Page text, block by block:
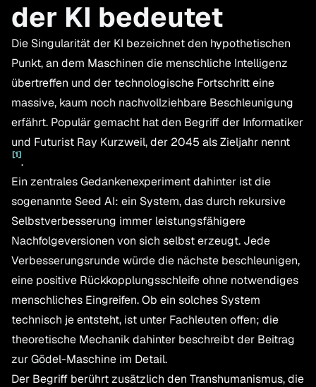
der KI bedeutet
Die Singularität der KI bezeichnet den hypothetischen
Punkt, an dem Maschinen die menschliche Intelligenz
übertreffen und der technologische Fortschritt eine
massive, kaum noch nachvollziehbare Beschleunigung
erfährt. Populär gemacht hat den Begriff der Informatiker
und Futurist Ray Kurzweil, der 2045 als Zieljahr nennt
[1]
.
Ein zentrales Gedankenexperiment dahinter ist die
sogenannte Seed AI: ein System, das durch rekursive
Selbstverbesserung immer leistungsfähigere
Nachfolgeversionen von sich selbst erzeugt. Jede
Verbesserungsrunde würde die nächste beschleunigen,
eine positive Rückkopplungsschleife ohne notwendiges
menschliches Eingreifen. Ob ein solches System
technisch je entsteht, ist unter Fachleuten offen; die
theoretische Mechanik dahinter beschreibt der Beitrag
zurGödel-Maschine im Detail.
Der Begriff berührt zusätzlich den Transhumanismus, die